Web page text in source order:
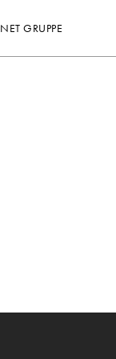
GRUPPE